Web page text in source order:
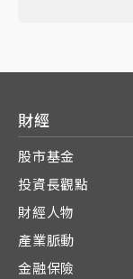
財經
股市基金
投資長觀點
財經人物
產業脈動
金融保險